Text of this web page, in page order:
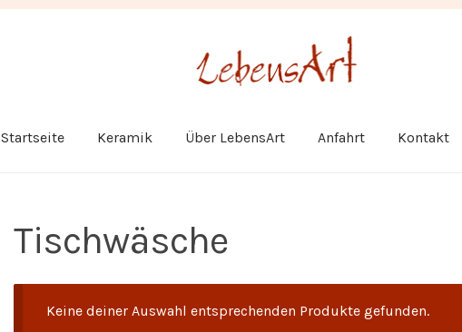
Startseite Keramik Über LebensArt Anfahrt Kontakt
Tischwäsche
Keine deiner Auswahl entsprechenden Produkte gefunden.